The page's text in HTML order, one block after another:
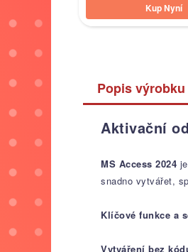
Kup Nyní
Popis výrobku
Aktivační
MS Access 2024
snadno vytvářet,
Klíčové funkce a
Vytváření bez